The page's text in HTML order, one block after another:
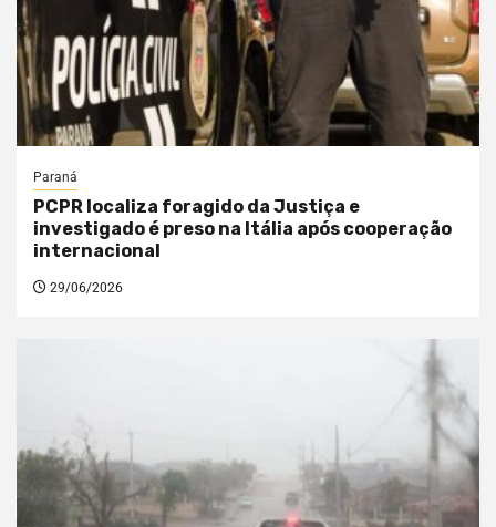
Paraná
PCPR localiza foragido da Justiça e
investigado é preso na Itália após cooperação
internacional
29/06/2026